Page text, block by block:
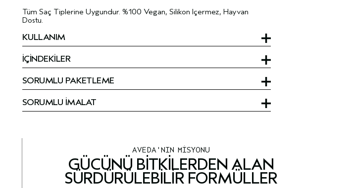
Tüm Saç Tiplerine Uygundur. %100 Vegan, Silikon Içermez, Hayvan
Dostu.
KULLANIM
İÇİNDEKİLER
SORUMLU PAKETLEME
SORUMLU İMALAT
AVEDA'NIN MİSYONU
GÜCÜNÜ BITKILERDEN ALAN
SÜRDÜRÜLEBILIR FORMÜLLER